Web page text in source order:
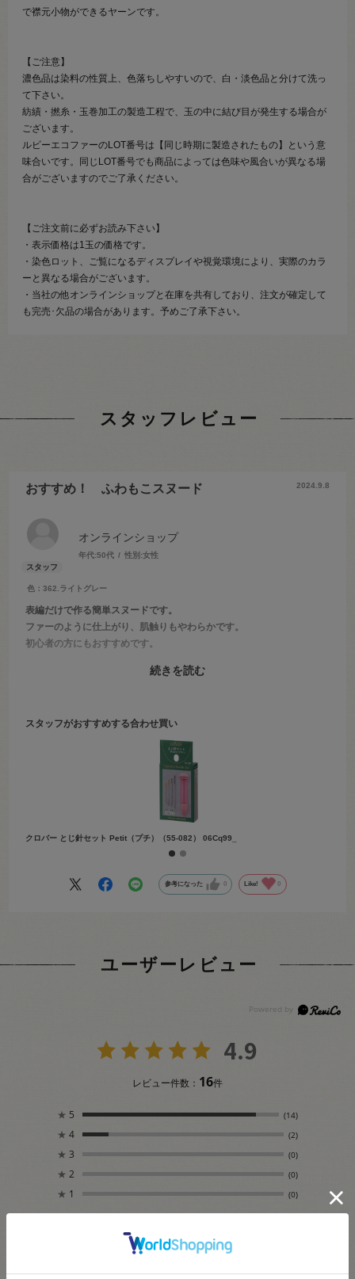
で襟元小物ができるヤーンです。
【ご注意】
濃色品は染料の性質上、色落ちしやすいので、白・淡色品と分けて洗っ
て下さい。
紡績・撚糸・玉巻加工の製造工程で、玉の中に結び目が発生する場合が
ございます。
ルビーエコファーのLOT番号は【同じ時期に製造されたもの】という意
味合いです。同じLOT番号でも商品によっては色味や風合いが異なる場
合がございますのでご了承ください。
【ご注文前に必ずお読み下さい】
・表示価格は1玉の価格です。
・染色ロット、ご覧になるディスプレイや視覚環境により、実際のカラ
ーと異なる場合がございます。
・当社の他オンラインショップと在庫を共有しており、注文が確定して
も完売･欠品の場合があります。予めご了承下さい。
スタッフレビュー
オンラインショップ
年代:50代 性別:女性
色：362.ライトグレー
2024.9.8
おすすめ！ ふわもこスヌード
表編だけで作る簡単スヌードです。
ファーのように仕上がり、肌触りもやわらかです。
初心者の方にもおすすめです。
続きを読む
スタッフがおすすめする合わせ買い
クロバー とじ針セット Petit（プチ）（55-082） 06Cq99_
参考になった 0 Like! 0
ユーザーレビュー
4.9
レビュー件数： 16件
★ 5 (14)
★ 4 (2)
★ 3 (0)
★ 2 (0)
★ 1 (0)
表示：新しい順